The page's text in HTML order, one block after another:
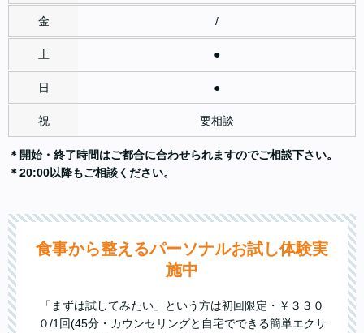
/
●
●
要相談
＊開始・終了時間はご都合に合わせられますのでご相談下さい。
＊20:00以降もご相談ください。
食事から整えるパーソナルお試し体験実
施中
「まずは試してみたい」という方は初回限定・￥３３０
０/1回(45分・カウンセリングと自宅でできる簡単エクサ